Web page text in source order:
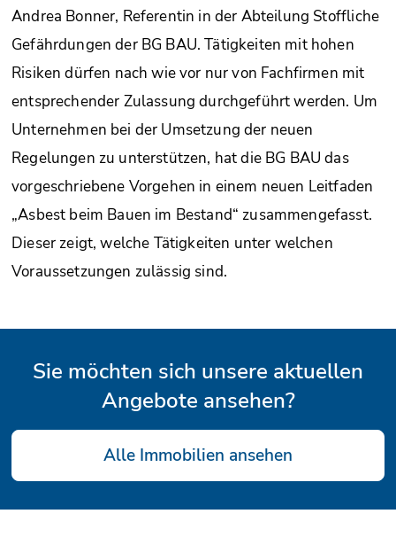
Andrea Bonner, Referentin in der Abteilung Stoffliche
Gefährdungen der BG BAU. Tätigkeiten mit hohen
Risiken dürfen nach wie vor nur von Fachfirmen mit
entsprechender Zulassung durchgeführt werden. Um
Unternehmen bei der Umsetzung der neuen
Regelungen zu unterstützen, hat die BG BAU das
vorgeschriebene Vorgehen in einem neuen Leitfaden
„Asbest beim Bauen im Bestand“ zusammengefasst.
Dieser zeigt, welche Tätigkeiten unter welchen
Voraussetzungen zulässig sind.
Sie möchten sich unsere aktuellen
Angebote ansehen?
Alle Immobilien ansehen